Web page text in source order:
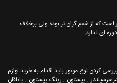
است که از شمع گران تر بوده ولی برخلاف
ای ندارد.
کردن نوع موتور باید اقدام به خرید لوازم
, پیستون , رینگ پیستون , یاتاقان